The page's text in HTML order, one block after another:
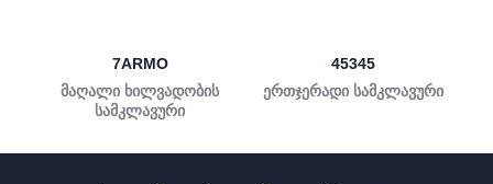
7ARMO
მაღალი ხილვადობის
სამკლავური
45345
ერთჯერადი სამკლავური